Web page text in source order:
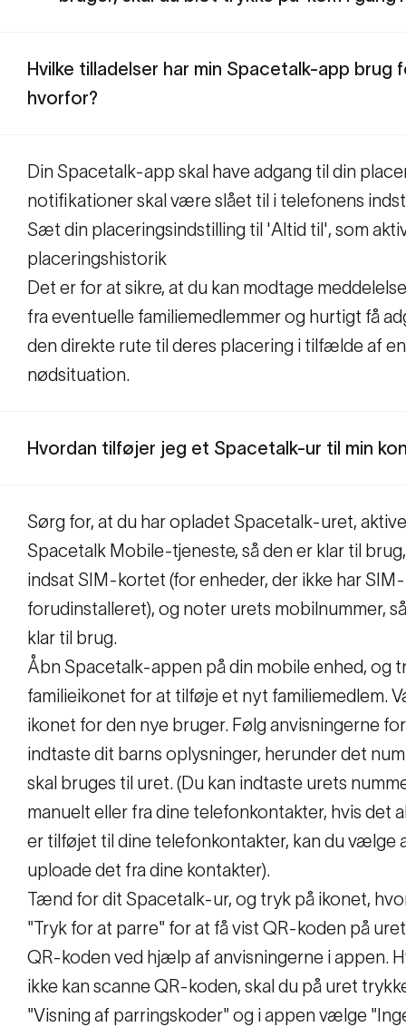
Hvilke tilladelser har min Spacetalk-app brug
hvorfor?
Din Spacetalk-app skal have adgang til din
notifikationer skal være slået til i telefonens
Sæt din placeringsindstilling til 'Altid til', som
placeringshistorik
Det er for at sikre, at du kan modtage
fra eventuelle familiemedlemmer og hurtigt få
den direkte rute til deres placering i tilfælde af en
nødsituation.
Hvordan tilføjer jeg et Spacetalk-ur til min
Sørg for, at du har opladet Spacetalk-uret,
Spacetalk Mobile-tjeneste, så den er klar til
indsat SIM-kortet (for enheder, der ikke har
forudinstalleret), og noter urets mobilnummer,
klar til brug.
Åbn Spacetalk-appen på din mobile enhed, og
familieikonet for at tilføje et nyt familiemedlem.
ikonet for den nye bruger. Følg anvisningerne
indtaste dit barns oplysninger, herunder det
skal bruges til uret. (Du kan indtaste urets
manuelt eller fra dine telefonkontakter, hvis det
er tilføjet til dine telefonkontakter, kan du vælge
uploade det fra dine kontakter).
Tænd for dit Spacetalk-ur, og tryk på ikonet,
"Tryk for at parre" for at få vist QR-koden på
QR-koden ved hjælp af anvisningerne i appen.
ikke kan scanne QR-koden, skal du på uret
"Visning af parringskoder" og i appen vælge